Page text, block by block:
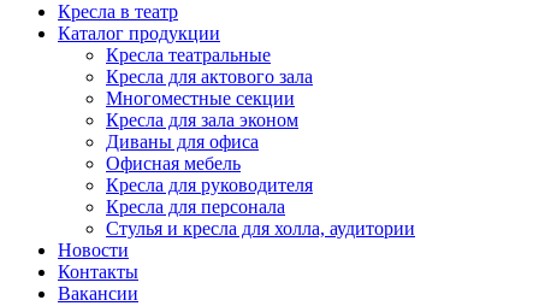
Кресла в театр
Каталог продукции
Кресла театральные
Кресла для актового зала
Многоместные секции
Кресла для зала эконом
Диваны для офиса
Офисная мебель
Кресла для руководителя
Кресла для персонала
Стулья и кресла для холла, аудитории
Новости
Контакты
Вакансии